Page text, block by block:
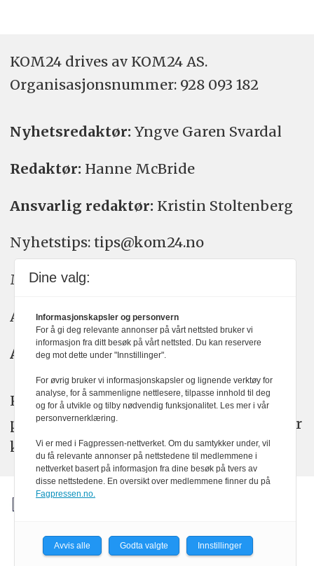
KOM24 drives av KOM24 AS.
Organisasjons­nummer: 928 093 182
Nyhetsredaktør: Yngve Garen Svardal
Redaktør: Hanne McBride
Ansvarlig redaktør: Kristin Stoltenberg
Nyhetstips: tips@kom24.no
Meninger: meninger@kom24.no
Annonse: annonse@watchmedia.no
Abonnement:kom24@watchmedia.no
KOM24 arbeider etter Vær Varsom-
plakatens regler for god presseskikk. Her
kan du lese mer omPFUsarbeid.
Dine valg:
Informasjonskapsler og personvern
For å gi deg relevante annonser på vårt nettsted bruker vi
informasjon fra ditt besøk på vårt nettsted. Du kan reservere
deg mot dette under "Innstillinger".
For øvrig bruker vi informasjonskapsler og lignende verktøy for
analyse, for å sammenligne nettlesere, tilpasse innhold til deg
og for å utvikle og tilby nødvendig funksjonalitet. Les mer i vår
personvernerklæring.
Vi er med i Fagpressen-nettverket. Om du samtykker under, vil
du få relevante annonser på nettstedene til medlemmene i
nettverket basert på informasjon fra dine besøk på tvers av
disse nettstedene. En oversikt over medlemmene finner du på
Fagpressen.no.
Avvis alle Godta valgte Innstillinger